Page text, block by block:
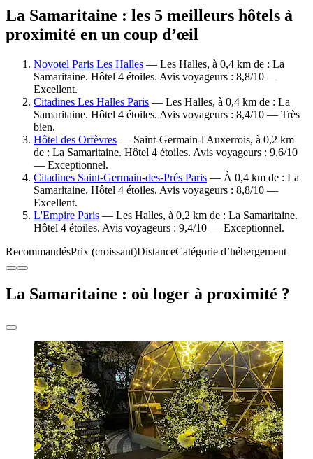
La Samaritaine : les 5 meilleurs hôtels à
proximité en un coup d’œil
Novotel Paris Les Halles — Les Halles, à 0,4 km de : La
Samaritaine. Hôtel 4 étoiles. Avis voyageurs : 8,8/10 —
Excellent.
Citadines Les Halles Paris — Les Halles, à 0,4 km de : La
Samaritaine. Hôtel 4 étoiles. Avis voyageurs : 8,4/10 — Très
bien.
Hôtel des Orfèvres — Saint-Germain-l'Auxerrois, à 0,2 km
de : La Samaritaine. Hôtel 4 étoiles. Avis voyageurs : 9,6/10
— Exceptionnel.
Citadines Saint-Germain-des-Prés Paris — À 0,4 km de : La
Samaritaine. Hôtel 4 étoiles. Avis voyageurs : 8,8/10 —
Excellent.
L'Empire Paris — Les Halles, à 0,2 km de : La Samaritaine.
Hôtel 4 étoiles. Avis voyageurs : 9,4/10 — Exceptionnel.
RecommandésPrix (croissant)DistanceCatégorie d’hébergement
La Samaritaine : où loger à proximité ?